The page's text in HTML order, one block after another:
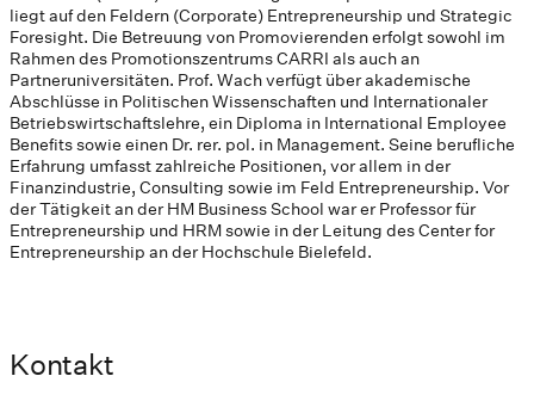
liegt auf den Feldern (Corporate) Entrepreneurship und Strategic
Foresight. Die Betreuung von Promovierenden erfolgt sowohl im
Rahmen des Promotionszentrums CARRI als auch an
Partneruniversitäten. Prof. Wach verfügt über akademische
Abschlüsse in Politischen Wissenschaften und Internationaler
Betriebswirtschaftslehre, ein Diploma in International Employee
Benefits sowie einen Dr. rer. pol. in Management. Seine berufliche
Erfahrung umfasst zahlreiche Positionen, vor allem in der
Finanzindustrie, Consulting sowie im Feld Entrepreneurship. Vor
der Tätigkeit an der HM Business School war er Professor für
Entrepreneurship und HRM sowie in der Leitung des Center for
Entrepreneurship an der Hochschule Bielefeld.
Kontakt